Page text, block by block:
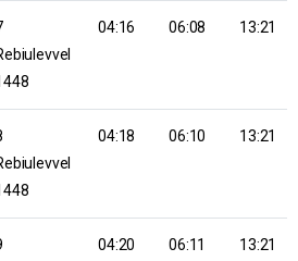
04:16 06:08 13:21
04:18 06:10 13:21
04:20 06:11 13:21